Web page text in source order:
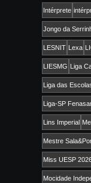
Intérprete
Jongo da
LESNIT Lexa
LIESMG Liga
Liga das
Liga-SP
Lins Imperial
Mestre
Miss UESP
Mocidade